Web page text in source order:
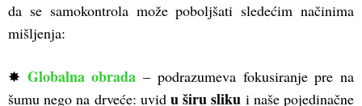
da se samokontrola može poboljšati sledećim načinima
mišljenja:
✸ Globalna obrada – podrazumeva fokusiranje pre na
šumu nego na drveće: uvid u širu sliku i naše pojedinačne